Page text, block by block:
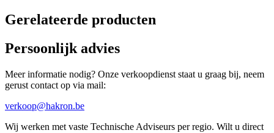
Gerelateerde producten
Persoonlijk advies
Meer informatie nodig? Onze verkoopdienst staat u graag bij, neem
gerust contact op via mail:
verkoop@hakron.be
Wij werken met vaste Technische Adviseurs per regio. Wilt u direct